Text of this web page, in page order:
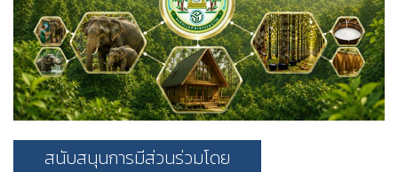
สนับสนุนการมีส่วนร่วมโดย